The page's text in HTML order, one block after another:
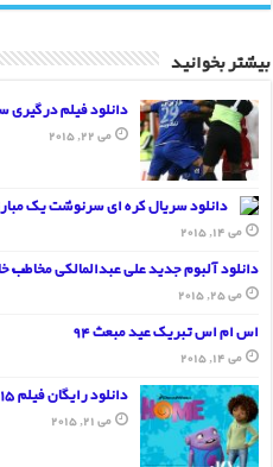
بیشتر بخوانید
دانلود فیلم درگیری
می 22, 2015
دانلود سریال کره ای سرنوشت یک
می 14, 2015
دانلود آلبوم جدید علی عبدالمالکی
می 25, 2015
اس ام اس تبریک عید مبعث 94
می 14, 2015
دانلود رایگان فیلم Home 2015
می 21, 2015